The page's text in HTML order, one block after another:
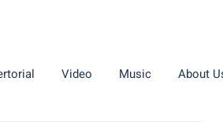
Video Music About